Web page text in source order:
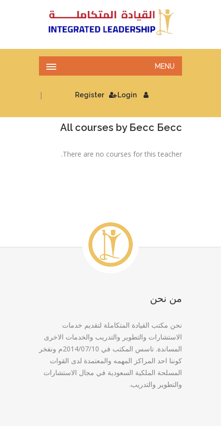
MENU
Login
| Register
All courses by Бесс Бесс
There are no courses for this teacher.
من نحن
نحن مكتب القيادة المتكاملة لتقديم خدمات
الاستشارات والتطوير والتدريب والخدمات الاخرى
المساندة. تاسس المكتب في 2014/07/10م ونفخر
كوننا احد المراكز المهمه والمعتمدة لدى القوات
المسلحة الملكية السعودية في مجال الاستشارات
والتطوير والتدريب.